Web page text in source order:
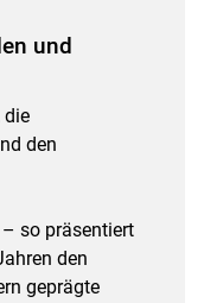
und
den
– so präsentiert
den
geprägte